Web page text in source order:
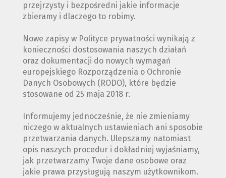
przejrzysty i bezpośredni jakie informacje
zbieramy i dlaczego to robimy.
Nowe zapisy w Polityce prywatności wynikają z
konieczności dostosowania naszych działań
oraz dokumentacji do nowych wymagań
europejskiego Rozporządzenia o Ochronie
Danych Osobowych (RODO), które będzie
stosowane od 25 maja 2018 r.
Informujemy jednocześnie, że nie zmieniamy
niczego w aktualnych ustawieniach ani sposobie
przetwarzania danych. Ulepszamy natomiast
opis naszych procedur i dokładniej wyjaśniamy,
jak przetwarzamy Twoje dane osobowe oraz
jakie prawa przysługują naszym użytkownikom.